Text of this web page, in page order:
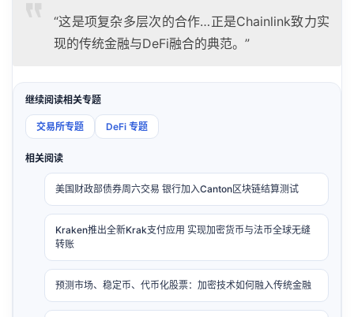
“这是项复杂多层次的合作…正是Chainlink致力实
现的传统金融与DeFi融合的典范。”
继续阅读相关专题
交易所专题 DeFi 专题
相关阅读
美国财政部债券周六交易 银行加入Canton区块链结算测试
Kraken推出全新Krak支付应用 实现加密货币与法币全球无缝
转账
预测市场、稳定币、代币化股票：加密技术如何融入传统金融